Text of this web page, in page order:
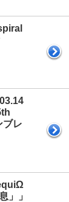
レ
」」